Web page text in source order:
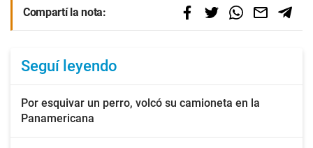
Compartí la nota:
Seguí leyendo
Por esquivar un perro, volcó su camioneta en la
Panamericana